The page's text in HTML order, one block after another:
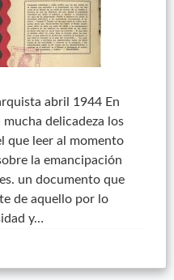
abril 1944 En
delicadeza los
que leer al momento
la emancipación
un documento que
de aquello por lo
y…